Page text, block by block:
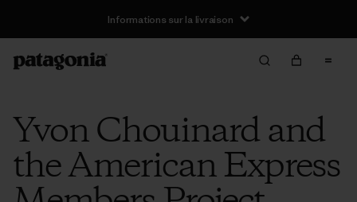
Informations sur la livraison
Yvon Chouinard and
the American Express